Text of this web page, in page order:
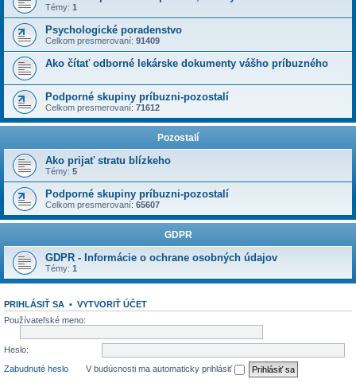
Témy: 1
Psychologické poradenstvo
Celkom presmerovaní: 91409
Ako čítať odborné lekárske dokumenty vášho príbuzného
Podporné skupiny príbuzni-pozostalí
Celkom presmerovaní: 71612
Pozostalí
Ako prijať stratu blízkeho
Témy: 5
Podporné skupiny príbuzni-pozostalí
Celkom presmerovaní: 65607
GDPR
GDPR - Informácie o ochrane osobných údajov
Témy: 1
PRIHLÁSIŤ SA • VYTVORIŤ ÚČET
Používateľské meno:
Heslo:
Zabudnuté heslo
V budúcnosti ma automaticky prihlásiť